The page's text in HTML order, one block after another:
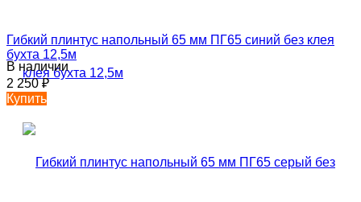
Гибкий плинтус напольный 65 мм ПГ65 синий без клея
бухта 12,5м
В наличии
2 250₽
Купить